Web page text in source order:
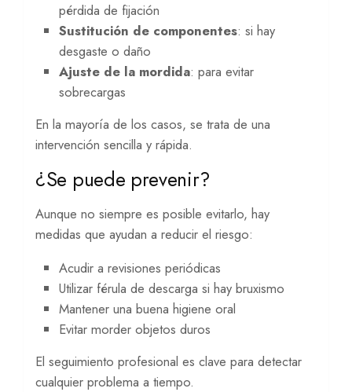
pérdida de fijación
Sustitución de componentes: si hay
desgaste o daño
Ajuste de la mordida: para evitar
sobrecargas
En la mayoría de los casos, se trata de una
intervención sencilla y rápida.
¿Se puede prevenir?
Aunque no siempre es posible evitarlo, hay
medidas que ayudan a reducir el riesgo:
Acudir a revisiones periódicas
Utilizar férula de descarga si hay bruxismo
Mantener una buena higiene oral
Evitar morder objetos duros
El seguimiento profesional es clave para detectar
cualquier problema a tiempo.